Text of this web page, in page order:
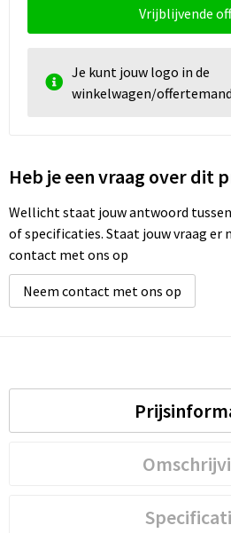
Vrijblijvende
Je kunt jouw logo in de
winkelwagen/
Heb je een vraag over dit
Wellicht staat jouw antwoord
of specificaties. Staat jouw vraag er
contact met ons op
Neem contact met ons op